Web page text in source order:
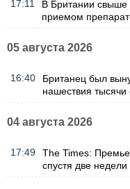
17:11
В Британии свыше
приемом
05 августа 2026
16:40
Британец был
нашествия тысячи
04 августа 2026
17:49
The Times:
спустя две